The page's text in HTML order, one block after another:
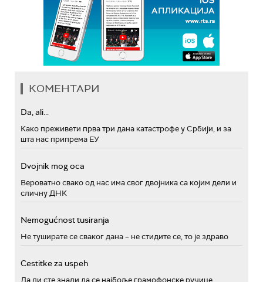
КОМЕНТАРИ
Da, ali...
Како преживети прва три дана катастрофе у Србији, и за
шта нас припрема ЕУ
Dvojnik mog oca
Вероватно свако од нас има свог двојника са којим дели и
сличну ДНК
Nemogućnost tusiranja
Не туширате се сваког дана – не стидите се, то је здраво
Cestitke za uspeh
Да ли сте знали да се најбоље грамофонске ручице